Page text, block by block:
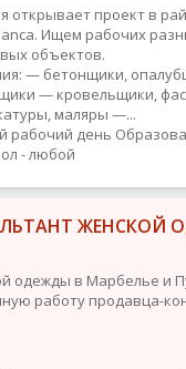
открывает проект в
Ищем рабочих
объектов.
— бетонщики,
— кровельщики,
маляры —...
рабочий день
- любой
ЖЕНСКОЙ
одежды в Марбелье и
работу продавца-